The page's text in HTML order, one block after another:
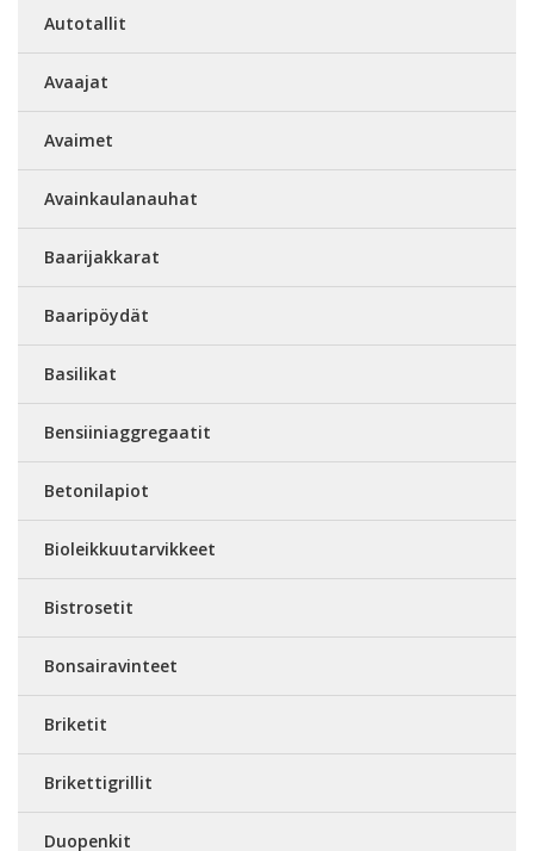
Autotallit
Avaajat
Avaimet
Avainkaulanauhat
Baarijakkarat
Baaripöydät
Basilikat
Bensiiniaggregaatit
Betonilapiot
Bioleikkuutarvikkeet
Bistrosetit
Bonsairavinteet
Briketit
Brikettigrillit
Duopenkit